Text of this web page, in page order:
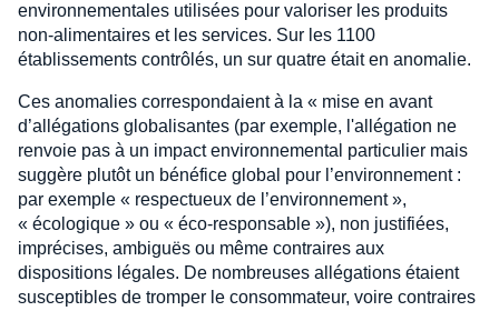
environnementales utilisées pour valoriser les produits
non-alimentaires et les services. Sur les 1100
établissements contrôlés, un sur quatre était en anomalie.
Ces anomalies correspondaient à la « mise en avant
d’allégations globalisantes (par exemple, l'allégation ne
renvoie pas à un impact environnemental particulier mais
suggère plutôt un bénéfice global pour l’environnement :
par exemple « respectueux de l’environnement »,
« écologique » ou « éco-responsable »), non justifiées,
imprécises, ambiguës ou même contraires aux
dispositions légales. De nombreuses allégations étaient
susceptibles de tromper le consommateur, voire contraires